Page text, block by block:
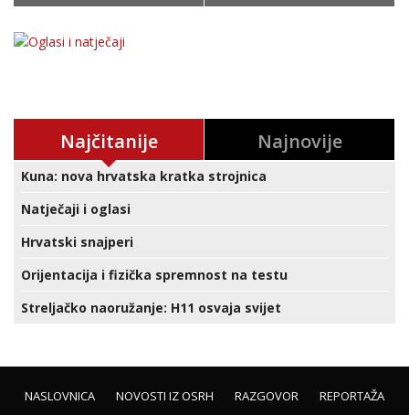
Najčitanije Najnovije
Kuna: nova hrvatska kratka strojnica
Natječaji i oglasi
Hrvatski snajperi
Orijentacija i fizička spremnost na testu
Streljačko naoružanje: H11 osvaja svijet
NASLOVNICA NOVOSTI IZ OSRH RAZGOVOR
REPORTAŽA